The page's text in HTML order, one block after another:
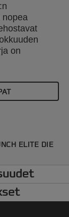
on
voit viedä
ELITE DIE